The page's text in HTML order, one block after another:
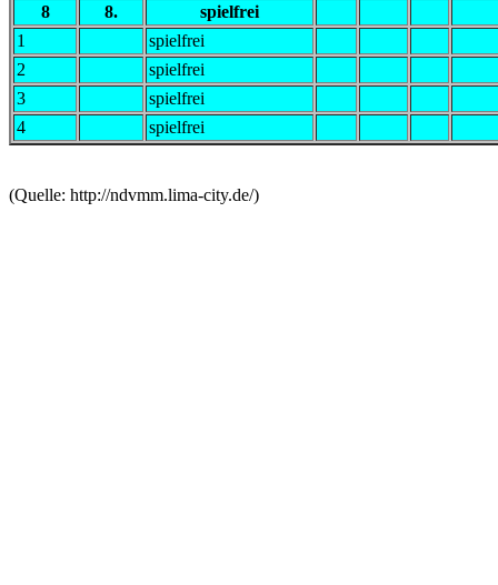
8
8.
spielfrei
1
spielfrei
2
spielfrei
3
spielfrei
4
spielfrei
(Quelle: http://ndvmm.lima-city.de/)